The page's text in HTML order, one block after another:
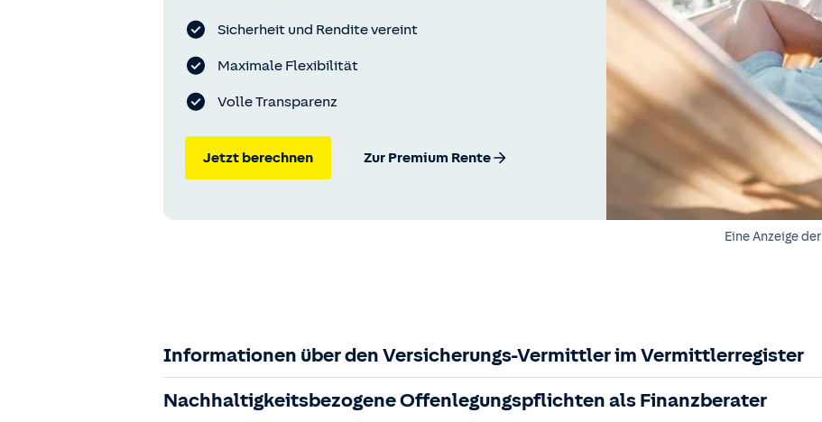
Sicherheit und Rendite vereint
Maximale Flexibilität
Volle Transparenz
Jetzt berechnen Zur Premium Rente
Eine Anzeige der
Informationen über den Versicherungs-Vermittler im Vermittlerregister
Zuständige Aufsichtsbehörde:
Nachhaltigkeitsbezogene Offenlegungspflichten als Finanzberater